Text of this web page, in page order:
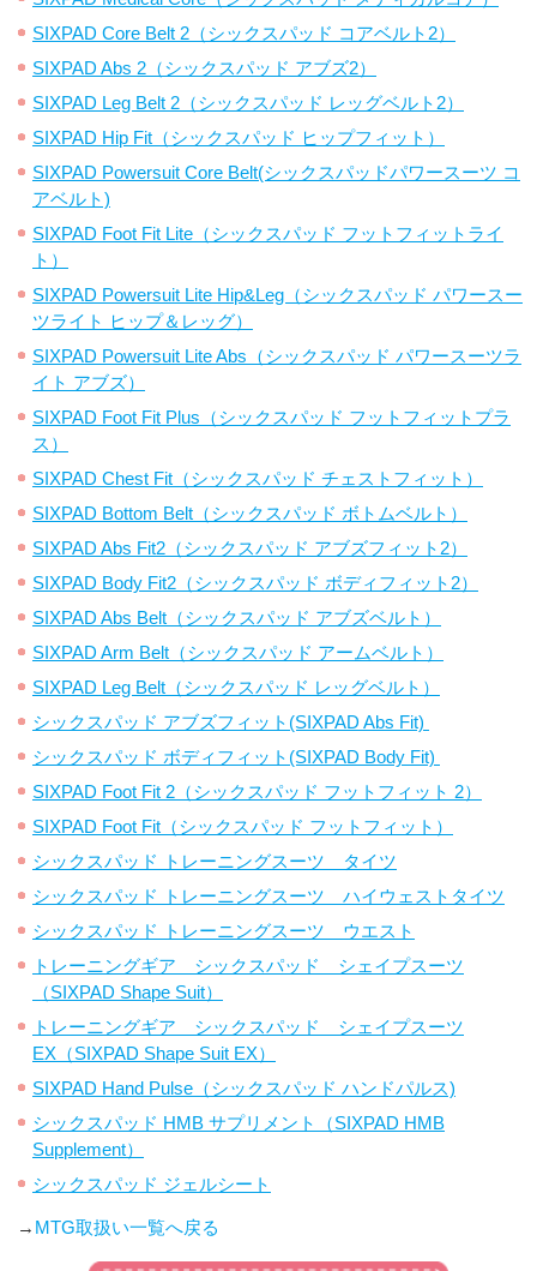
SIXPAD Core Belt 2（シックスパッド コアベルト2）
SIXPAD Abs 2（シックスパッド アブズ2）
SIXPAD Leg Belt 2（シックスパッド レッグベルト2）
SIXPAD Hip Fit（シックスパッド ヒップフィット）
SIXPAD Powersuit Core Belt(シックスパッドパワースーツ コ
アベルト)
SIXPAD Foot Fit Lite（シックスパッド フットフィットライ
ト）
SIXPAD Powersuit Lite Hip&Leg（シックスパッド パワースー
ツライト ヒップ＆レッグ）
SIXPAD Powersuit Lite Abs（シックスパッド パワースーツラ
イト アブズ）
SIXPAD Foot Fit Plus（シックスパッド フットフィットプラ
ス）
SIXPAD Chest Fit（シックスパッド チェストフィット）
SIXPAD Bottom Belt（シックスパッド ボトムベルト）
SIXPAD Abs Fit2（シックスパッド アブズフィット2）
SIXPAD Body Fit2（シックスパッド ボディフィット2）
SIXPAD Abs Belt（シックスパッド アブズベルト）
SIXPAD Arm Belt（シックスパッド アームベルト）
SIXPAD Leg Belt（シックスパッド レッグベルト）
シックスパッド アブズフィット(SIXPAD Abs Fit)
シックスパッド ボディフィット(SIXPAD Body Fit)
SIXPAD Foot Fit 2（シックスパッド フットフィット 2）
SIXPAD Foot Fit（シックスパッド フットフィット）
シックスパッド トレーニングスーツ タイツ
シックスパッド トレーニングスーツ ハイウェストタイツ
シックスパッド トレーニングスーツ ウエスト
トレーニングギア シックスパッド シェイプスーツ
（SIXPAD Shape Suit）
トレーニングギア シックスパッド シェイプスーツ
EX（SIXPAD Shape Suit EX）
SIXPAD Hand Pulse（シックスパッド ハンドパルス)
シックスパッド HMB サプリメント（SIXPAD HMB
Supplement）
シックスパッド ジェルシート
→ MTG取扱い一覧へ戻る